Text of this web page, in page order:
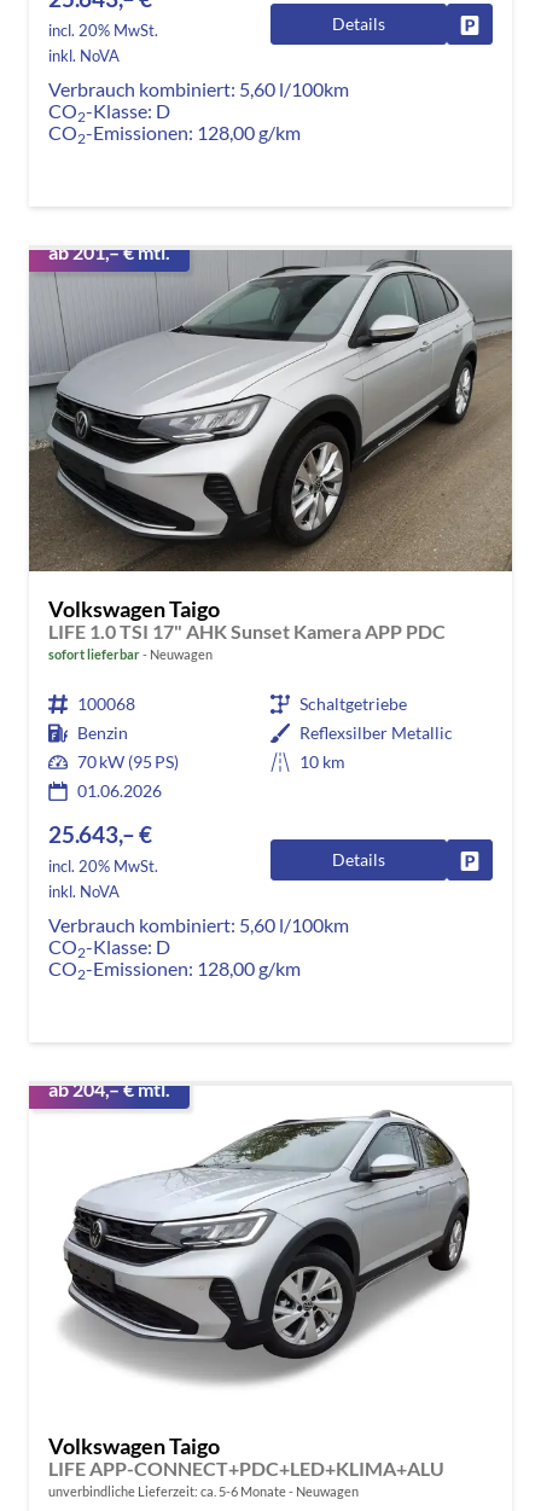
incl. 20% MwSt.
inkl. NoVA
Details
Verbrauch kombiniert: 5,60 l/100km
CO2-Klasse: D
CO2-Emissionen: 128,00 g/km
ab 201,– € mtl.
Volkswagen Taigo
LIFE 1.0 TSI 17" AHK Sunset Kamera APP PDC
sofort lieferbar Neuwagen
100068
Schaltgetriebe
Benzin
Reflexsilber Metallic
70 kW (95 PS)
10 km
01.06.2026
25.643,– €
incl. 20% MwSt.
inkl. NoVA
Details
Verbrauch kombiniert: 5,60 l/100km
CO2-Klasse: D
CO2-Emissionen: 128,00 g/km
ab 204,– € mtl.
Volkswagen Taigo
LIFE APP-CONNECT+PDC+LED+KLIMA+ALU
unverbindliche Lieferzeit: ca. 5-6 Monate Neuwagen